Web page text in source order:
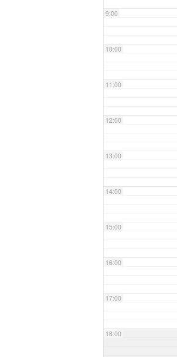
9:00
10:00
11:00
12:00
13:00
14:00
15:00
16:00
17:00
18:00